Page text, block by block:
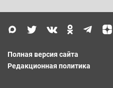
Полная версия сайта
Редакционная политика